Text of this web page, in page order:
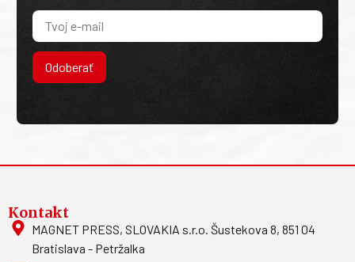
Odoberať
Kontakt
MAGNET PRESS, SLOVAKIA s.r.o. Šustekova 8, 851 04
Bratislava - Petržalka